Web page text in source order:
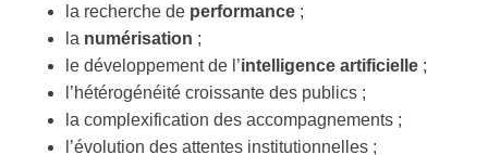
la recherche de performance ;
la numérisation ;
le développement de l’intelligence artificielle ;
l’hétérogénéité croissante des publics ;
la complexification des accompagnements ;
l’évolution des attentes institutionnelles ;